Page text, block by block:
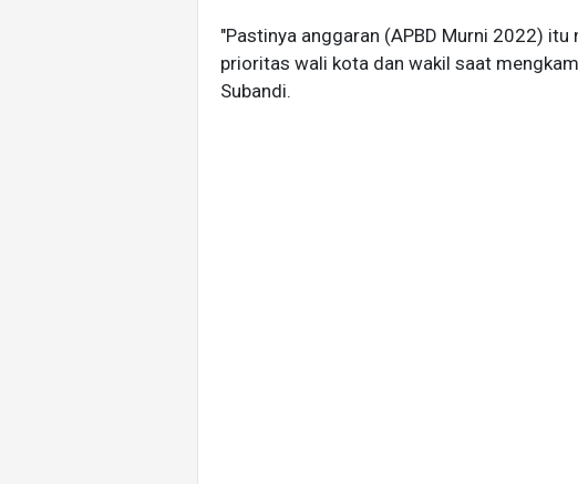
"Pastinya anggaran (APBD Murni 2022)
prioritas wali kota dan wakil saat
Subandi.